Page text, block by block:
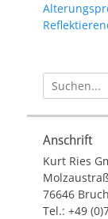
Suche
nach:
Anschrift
Kurt Ries
76646
Tel.: +49